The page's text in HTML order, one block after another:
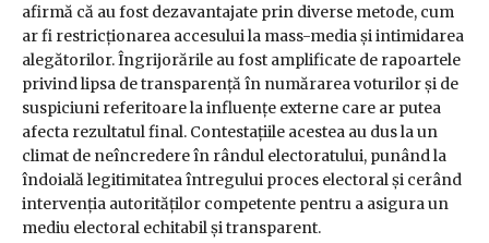
afirmă că au fost dezavantajate prin diverse metode, cum
ar fi restricționarea accesului la mass-media și intimidarea
alegătorilor. Îngrijorările au fost amplificate de rapoartele
privind lipsa de transparență în numărarea voturilor și de
suspiciuni referitoare la influențe externe care ar putea
afecta rezultatul final. Contestațiile acestea au dus la un
climat de neîncredere în rândul electoratului, punând la
îndoială legitimitatea întregului proces electoral și cerând
intervenția autorităților competente pentru a asigura un
mediu electoral echitabil și transparent.